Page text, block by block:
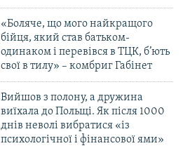
«Боляче, що мого найкращого
бійця, який став батьком-
одинаком і перевівся в ТЦК, б’ють
свої в тилу» – комбриг Габінет
Вийшов з полону, а дружина
виїхала до Польщі. Як після 1000
днів неволі вибратися «із
психологічної і фінансової ями»